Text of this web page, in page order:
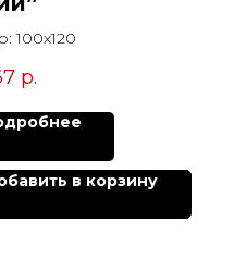
100х120
р.
в корзину